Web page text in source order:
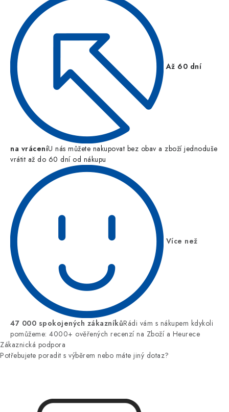
Až 60 dní
na vráceníU nás můžete nakupovat bez obav a zboží jednoduše
vrátit až do 60 dní od nákupu
Více než
47 000 spokojených zákazníkůRádi vám s nákupem kdykoli
pomůžeme: 4000+ ověřených recenzí na Zboží a Heurece
Zákaznická podpora
Potřebujete poradit s výběrem nebo máte jiný dotaz?